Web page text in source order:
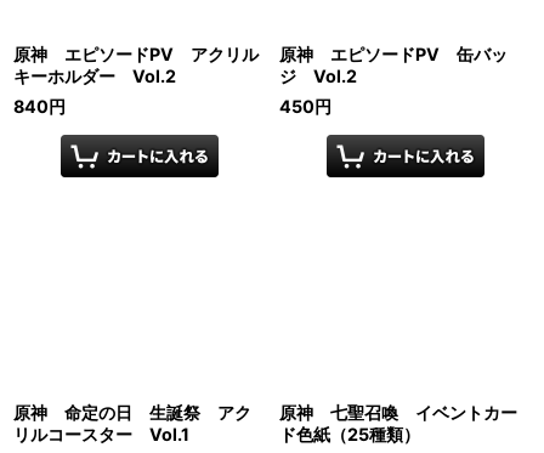
原神 エピソードPV アクリル
キーホルダー Vol.2
840円
原神 エピソードPV 缶バッ
ジ Vol.2
450円
原神 命定の日 生誕祭 アク
リルコースター Vol.1
原神 七聖召喚 イベントカー
ド色紙（25種類）